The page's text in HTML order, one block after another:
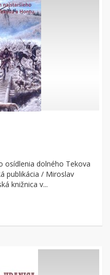
osídlenia dolného Tekova
publikácia / Miroslav
knižnica v...